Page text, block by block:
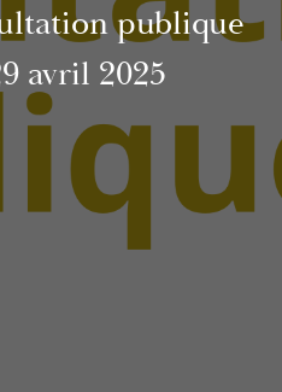
publique
avril 2025